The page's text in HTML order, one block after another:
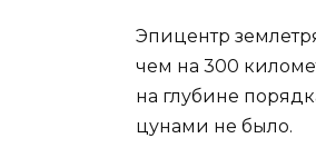
Эпицентр
чем на 300
на глубине
цунами не было.